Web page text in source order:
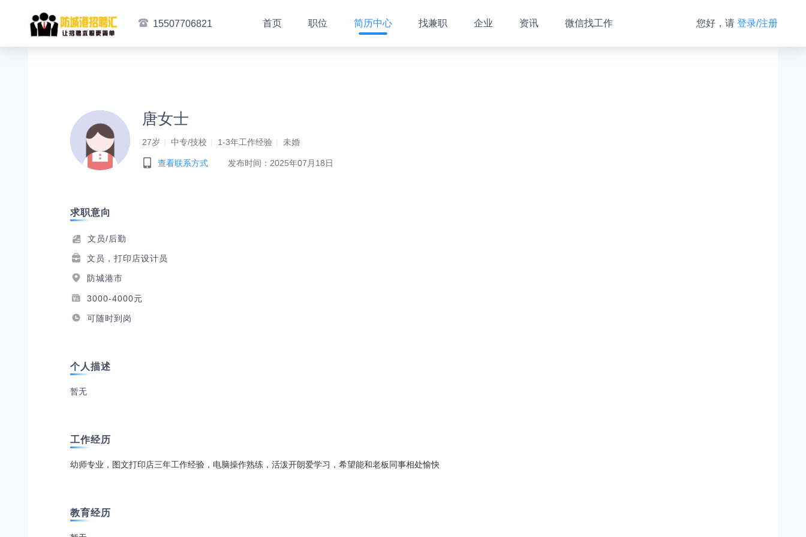
15507706821 首页 职位 简历中心 找兼职 企业 资讯 微信找工作 您好，请 登录/注册
唐女士
27岁 中专/技校 1-3年工作经验 未婚
查看联系方式 发布时间：2025年07月18日
求职意向
文员/后勤
文员，打印店设计员
防城港市
3000-4000元
可随时到岗
个人描述
暂无
工作经历
幼师专业，图文打印店三年工作经验，电脑操作熟练，活泼开朗爱学习，希望能和老板同事相处愉快
教育经历